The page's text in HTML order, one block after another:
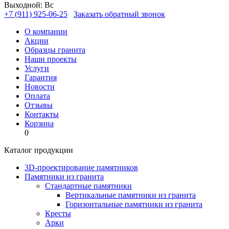
Выходной: Вс
+7 (911) 925-06-25
Заказать обратный звонок
О компании
Акции
Образцы гранита
Наши проекты
Услуги
Гарантия
Новости
Оплата
Отзывы
Контакты
Корзина
0
Каталог продукции
3D-проектирование памятников
Памятники из гранита
Стандартные памятники
Вертикальные памятники из гранита
Горизонтальные памятники из гранита
Кресты
Арки